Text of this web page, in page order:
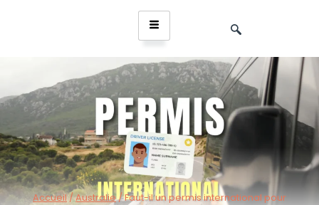
Accueil/Australie/Faut-il un permis international pour